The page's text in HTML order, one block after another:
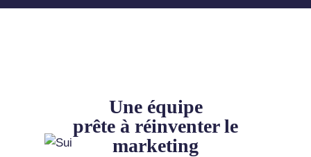
Une équipe
prête à réinventer le
marketing